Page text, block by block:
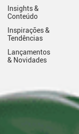
Insights &
Conteúdo
Inspirações &
Tendências
Lançamentos
& Novidades